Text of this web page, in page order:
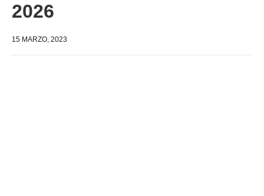
2026
15 MARZO, 2023